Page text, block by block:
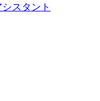
スタント